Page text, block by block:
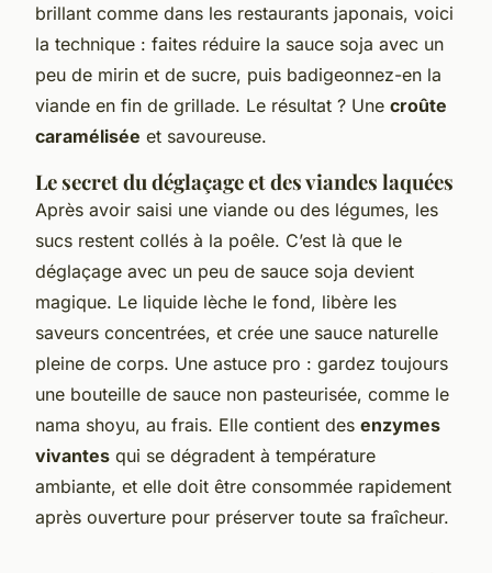
brillant comme dans les restaurants japonais, voici
la technique : faites réduire la sauce soja avec un
peu de mirin et de sucre, puis badigeonnez-en la
viande en fin de grillade. Le résultat ? Une croûte
caramélisée et savoureuse.
Le secret du déglaçage et des viandes laquées
Après avoir saisi une viande ou des légumes, les
sucs restent collés à la poêle. C’est là que le
déglaçage avec un peu de sauce soja devient
magique. Le liquide lèche le fond, libère les
saveurs concentrées, et crée une sauce naturelle
pleine de corps. Une astuce pro : gardez toujours
une bouteille de sauce non pasteurisée, comme le
nama shoyu, au frais. Elle contient des enzymes
vivantes qui se dégradent à température
ambiante, et elle doit être consommée rapidement
après ouverture pour préserver toute sa fraîcheur.